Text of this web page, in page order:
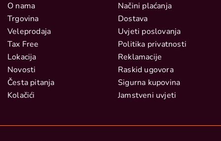
O nama
Trgovina
Veleprodaja
Tax Free
Lokacija
Novosti
Česta pitanja
Kolačići
Načini plaćanja
Dostava
Uvjeti poslovanja
Politika privatnosti
Reklamacije
Raskid ugovora
Sigurna kupovina
Jamstveni uvjeti